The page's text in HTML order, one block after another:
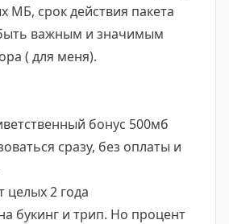
МБ, срок действия пакета
важным и значимым
( для меня).
бонус 500мб
сразу, без оплаты и
целых 2 года
букинг и трип. Но процент